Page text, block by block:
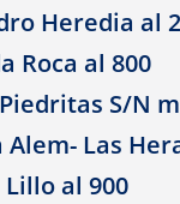
Heredia al
Roca al 800
S/N
Alem- Las
al 900